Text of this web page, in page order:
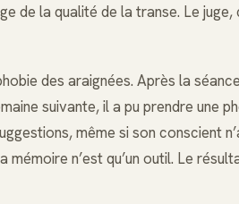
de la qualité de la transe. Le
des araignées. Après la
suivante, il a pu prendre une
même si son conscient
mémoire n’est qu’un outil. Le